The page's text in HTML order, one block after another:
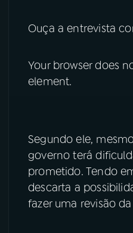
YouTube
Instagram
Ouça a entrevista
Your browser does
element.
Segundo ele,
governo terá
prometido. Tendo
descarta a
fazer uma revisão